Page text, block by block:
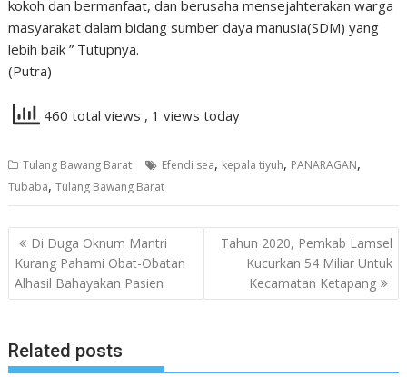
kokoh dan bermanfaat, dan berusaha mensejahterakan warga
masyarakat dalam bidang sumber daya manusia(SDM) yang
lebih baik ” Tutupnya.
(Putra)
460 total views , 1 views today
Tulang Bawang Barat Efendi sea, kepala tiyuh, PANARAGAN,
Tubaba,Tulang Bawang Barat
Navigasi
pos
Di Duga Oknum Mantri
Kurang Pahami Obat-Obatan
Alhasil Bahayakan Pasien
Tahun 2020, Pemkab Lamsel
Kucurkan 54 Miliar Untuk
Kecamatan Ketapang
Related posts